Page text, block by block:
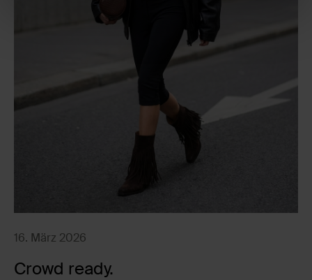
16. März 2026
Crowd ready.